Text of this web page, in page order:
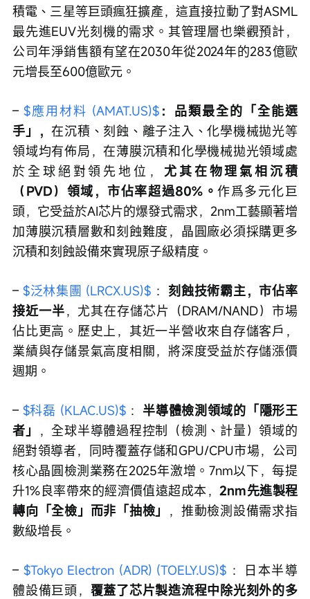
積電、三星等巨頭瘋狂擴產，這直接拉動了對ASML
最先進EUV光刻機的需求。其管理層也樂觀預計，
公司年淨銷售額有望在2030年從2024年的283億歐
元增長至600億歐元。
– $應用材料 (AMAT.US)$ ：品類最全的「全能選
手」，在沉積、刻蝕、離子注入、化學機械拋光等
領域均有佈局，在薄膜沉積和化學機械拋光領域處
於全球絕對領先地位， 尤其在物理氣相沉積
（PVD）領域，市佔率超過80%。作爲多元化巨
頭，它受益於AI芯片的爆發式需求，2nm工藝顯著增
加薄膜沉積層數和刻蝕難度，晶圓廠必須採購更多
沉積和刻蝕設備來實現原子級精度。
– $泛林集團 (LRCX.US)$ ： 刻蝕技術霸主，市佔率
接近一半，尤其在存儲芯片（DRAM/NAND）市場
佔比更高。歷史上，其近一半營收來自存儲客戶，
業績與存儲景氣高度相關，將深度受益於存儲漲價
週期。
– $科磊 (KLAC.US)$ ： 半導體檢測領域的「隱形王
者」
，全球半導體過程控制（檢測、計量）領域的
絕對領導者，同時覆蓋存儲和GPU/CPU市場，公司
核心晶圓檢測業務在2025年激增。7nm以下，每提
升1%良率帶來的經濟價值遠超成本，2nm先進製程
轉向「全檢」而非「抽檢」
，推動檢測設備需求指
數級增長。
– $Tokyo Electron (ADR) (TOELY.US)$ ：日本半導
體設備巨頭， 覆蓋了芯片製造流程中除光刻外的多